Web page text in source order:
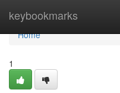
keybookmarks
Home
Home
1